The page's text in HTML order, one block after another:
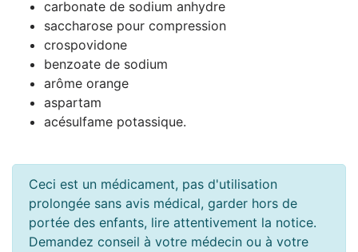
carbonate de sodium anhydre
saccharose pour compression
crospovidone
benzoate de sodium
arôme orange
aspartam
acésulfame potassique.
Ceci est un médicament, pas d'utilisation
prolongée sans avis médical, garder hors de
portée des enfants, lire attentivement la notice.
Demandez conseil à votre médecin ou à votre